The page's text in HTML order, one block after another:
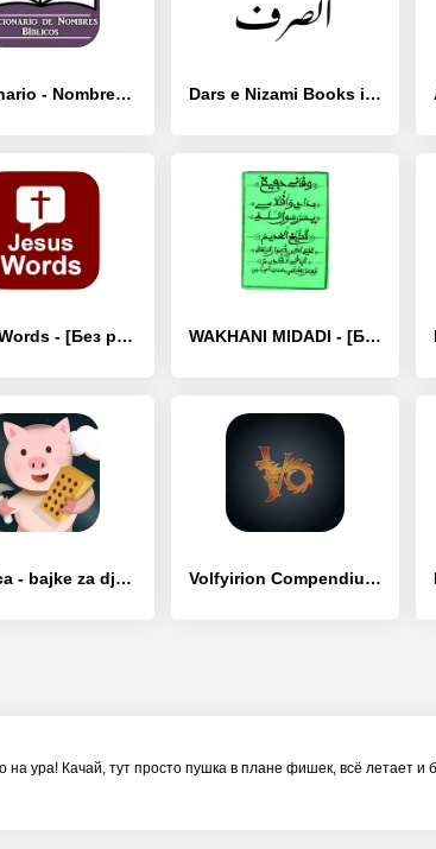
Diccionario - Nombres Bíblicos - [Без рекламы] Dars e Nizami Books in Urdu - [Без рекламы]
Jesus Words - [Без рекламы] WAKHANI MIDADI - [Без рекламы]
Pričalica - bajke za djecu - [Без рекламы] Volfyirion Compendium - [Без рекламы]
на ура! Качай, тут просто пушка в плане фишек, всё летает и